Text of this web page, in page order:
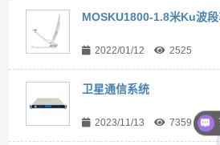
MOSKU1800-1.8米Ku波
2022/01/12 2525
卫星通信系统
2023/11/13 7359